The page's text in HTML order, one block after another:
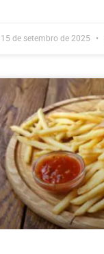
15 de setembro de 2025